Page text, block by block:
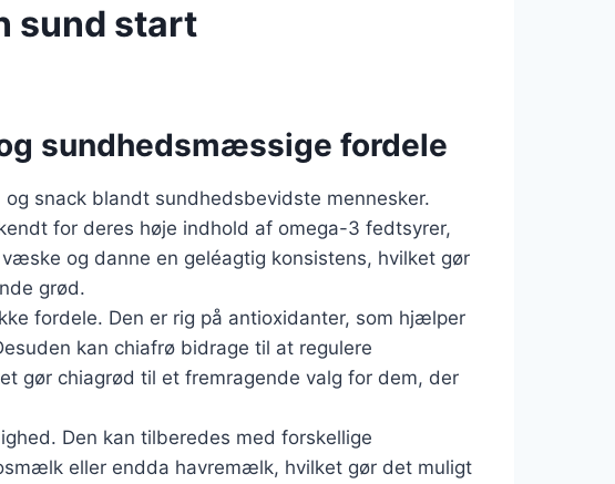
sund start
sundhedsmæssige fordele
snack blandt sundhedsbevidste mennesker.
for deres høje indhold af omega-3 fedtsyrer,
og danne en geléagtig konsistens, hvilket gør
grød.
fordele. Den er rig på antioxidanter, som hjælper
kan chiafrø bidrage til at regulere
gør chiagrød til et fremragende valg for dem, der
Den kan tilberedes med forskellige
eller endda havremælk, hvilket gør det muligt